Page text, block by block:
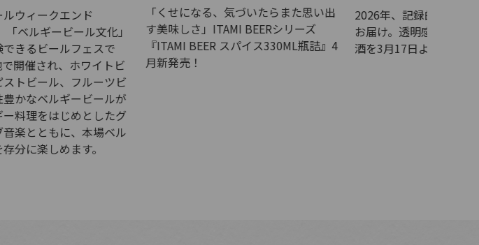
「くせになる、気づいたらまた思い出
す美味しさ」ITAMI BEERシリーズ
『ITAMI BEER スパイス330ML瓶詰』4
月新発売！
2026年、記録的な猛暑予測に「涼」を
お届け。透明感を追求した2つの純米
酒を3月17日より出荷開始